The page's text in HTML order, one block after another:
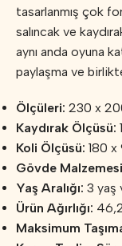
tasarlanmış çok
salıncak ve
aynı anda oyuna
paylaşma ve
Ölçüleri: 230 x
Kaydırak Ölçüsü:
Koli Ölçüsü: 180
Gövde
Yaş Aralığı: 3 yaş
Ürün Ağırlığı:
Maksimum